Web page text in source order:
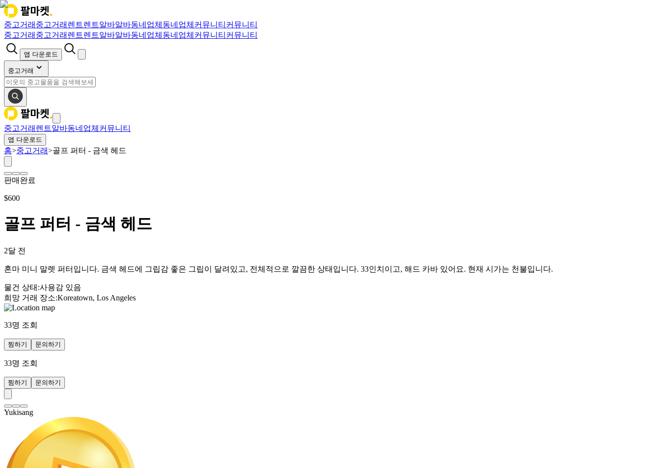
중고거래 중고거래 렌트렌트알바알바동네업체 동네업체 커뮤니티 커뮤니티
중고거래 중고거래 렌트렌트알바알바동네업체 동네업체 커뮤니티 커뮤니티
앱 다운로드
중고거래
중고거래 렌트알바동네업체 커뮤니티
앱 다운로드
홈>중고거래>골프 퍼터 - 금색 헤드
판매완료
$600
골프 퍼터 - 금색 헤드
2달 전
혼마 미니 말렛 퍼터입니다. 금색 헤드에 그립감 좋은 그립이 달려있고, 전체적으로 깔끔한 상태입니다. 33인치이고, 해드 카바 있어요. 현재 시가는 천불입니다.
물건 상태 :사용감 있음
희망 거래 장소:Koreatown, Los Angeles
33명 조회
찜하기 문의하기
33명 조회
찜하기 문의하기
Yukisang